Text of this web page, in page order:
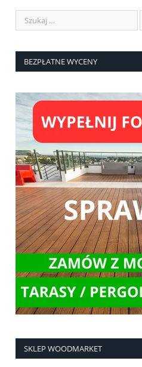
BEZPŁATNE WYCENY
SKLEP WOODMARKET